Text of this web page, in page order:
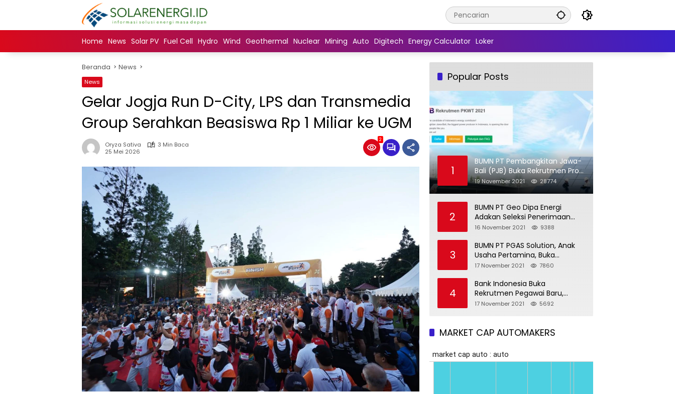
Home News Solar PV Fuel Cell Hydro Wind Geothermal Nuclear Mining Auto Digitech Energy Calculator Loker
Beranda News
News
Gelar Jogja Run D-City, LPS dan Transmedia
Group Serahkan Beasiswa Rp 1 Miliar ke UGM
Oryza Sativa
3 Min Baca
25 Mei 2026
2
Popular Posts
1
BUMN PT Pembangkitan Jawa-
Bali (PJB) Buka Rekrutmen Pro
Hire (PKWT)
19 November 2021 28774
2
BUMN PT Geo Dipa Energi
Adakan Seleksi Penerimaan
Pegawai Baru
16 November 2021 9388
3
BUMN PT PGAS Solution, Anak
Usaha Pertamina, Buka
Rekrutmen Pegawai Baru
17 November 2021 7860
4
Bank Indonesia Buka
Rekrutmen Pegawai Baru,
Tersedia 37 Posisi
17 November 2021 5692
MARKET CAP AUTOMAKERS